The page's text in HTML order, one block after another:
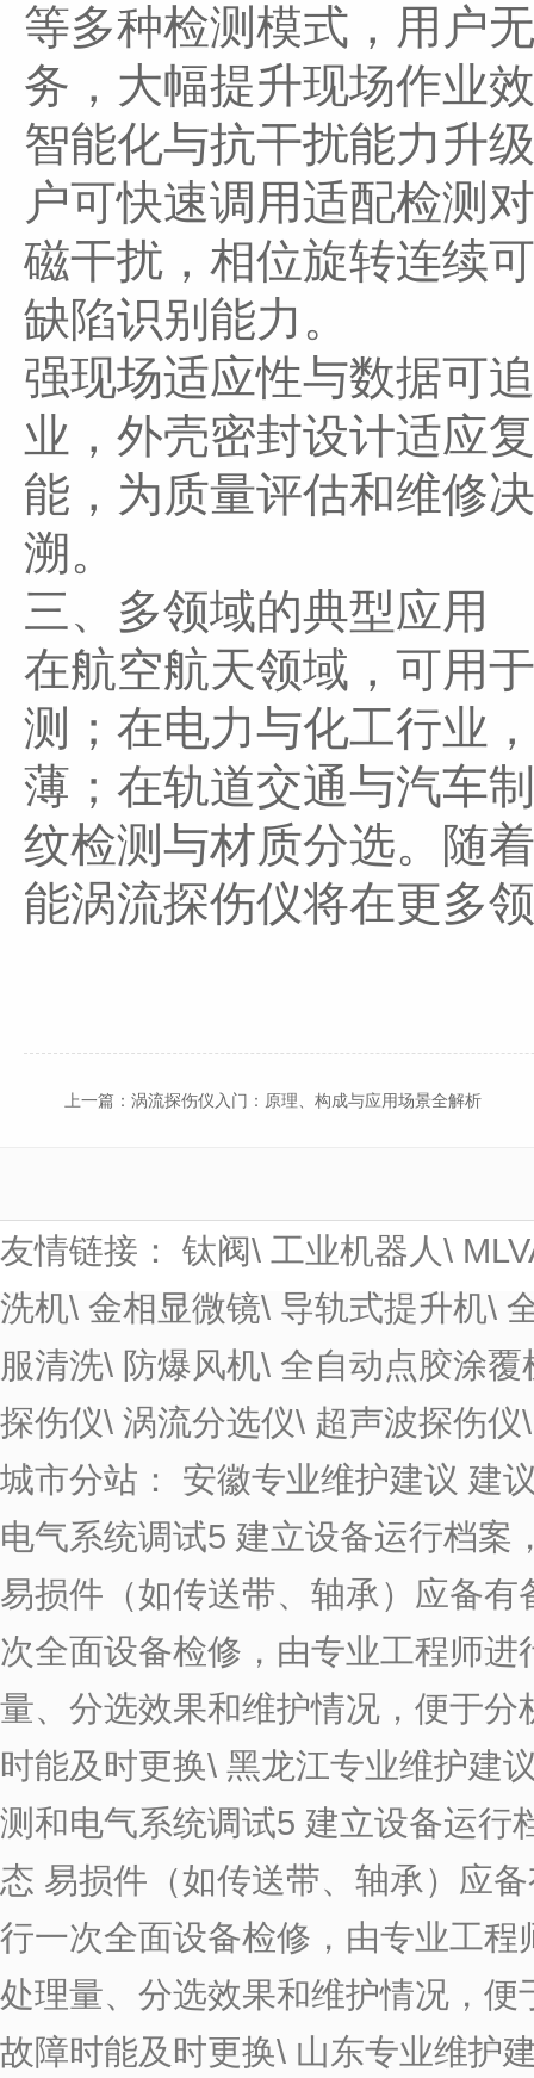
等多种检测模式，用户
务，大幅提升现场作业
智能化与抗干扰能力升
户可快速调用适配检测
磁干扰，相位旋转连续
缺陷识别能力。
强现场适应性与数据可
业，外壳密封设计适应
能，为质量评估和维修
溯。
三、多领域的典型应用
在航空航天领域，可用
测；在电力与化工行业
薄；在轨道交通与汽车
纹检测与材质分选。随
能涡流探伤仪将在更多
上一篇： 涡流探伤仪入门：原理、构成与应用场景全解析
友情链接： 钛阀\ 工业机器人\
洗机\ 金相显微镜\ 导轨式提升机\
服清洗\ 防爆风机\ 全自动点胶涂覆
探伤仪\ 涡流分选仪\ 超声波探伤仪
城市分站： 安徽专业维护建议 建
电气系统调试5 建立设备运行档案
易损件（如传送带、轴承）应备
次全面设备检修，由专业工程师
量、分选效果和维护情况，便于
时能及时更换\ 黑龙江专业维护建
测和电气系统调试5 建立设备运行
态 易损件（如传送带、轴承）应
行一次全面设备检修，由专业工
处理量、分选效果和维护情况，
故障时能及时更换\ 山东专业维护